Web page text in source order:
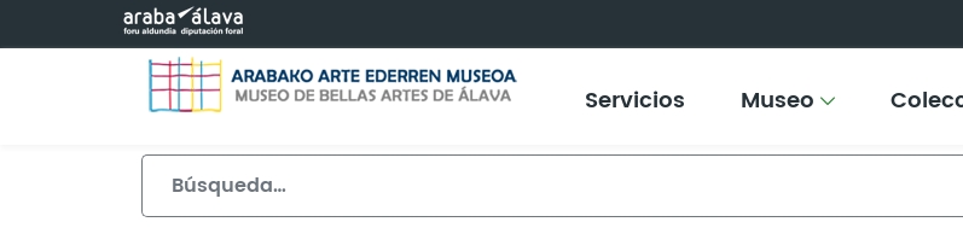
Saltar al contenido principal
Servicios Museo